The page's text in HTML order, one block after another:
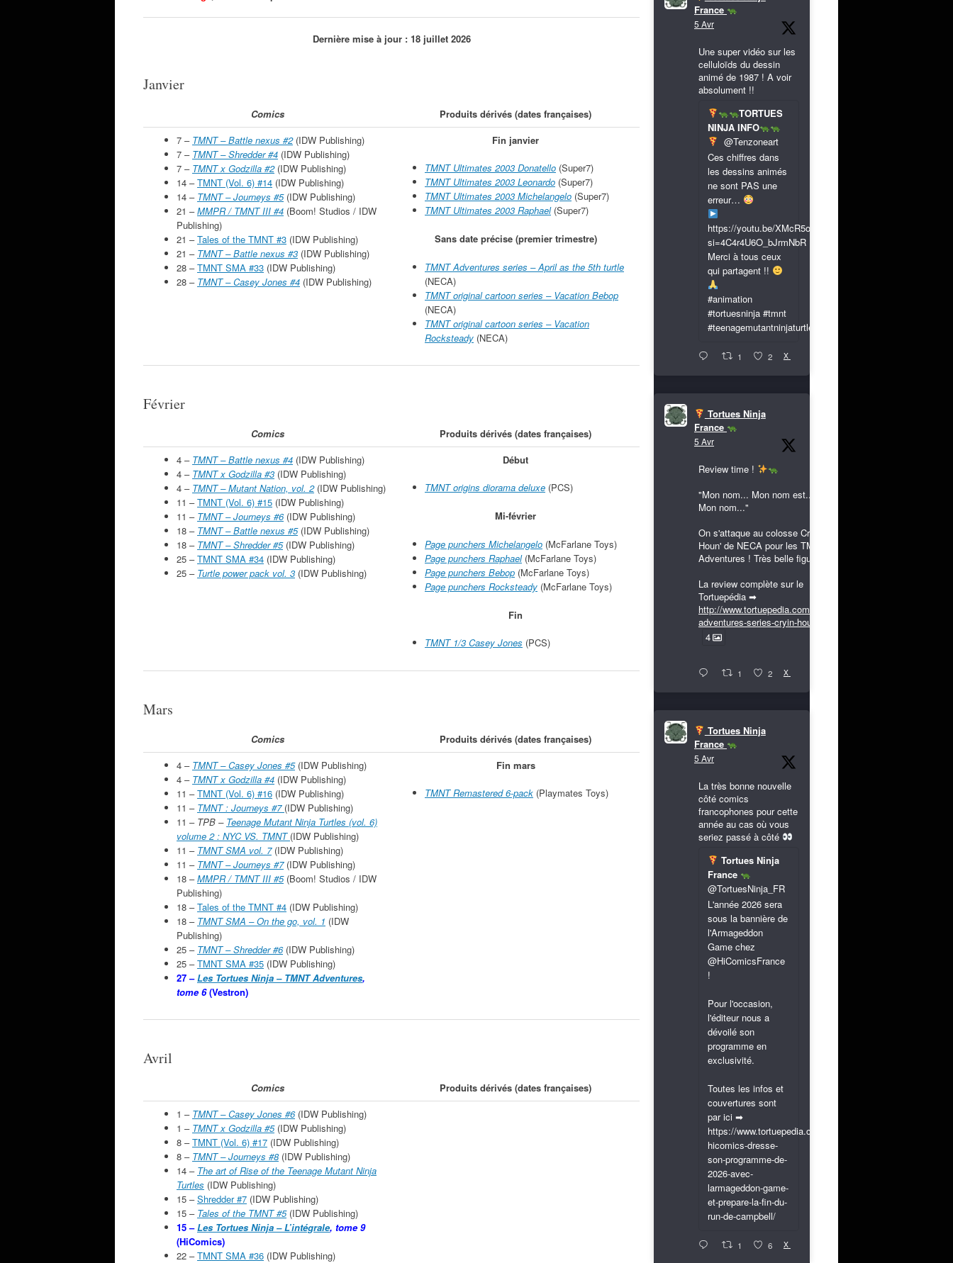
Dernière mise à jour : 18 juillet 2026
Janvier
Comics
Produits dérivés (dates françaises)
7 – TMNT – Battle nexus #2(IDW Publishing)
7 – TMNT – Shredder #4 (IDW Publishing)
7 – TMNT x Godzilla #2(IDW Publishing)
14 –TMNT (Vol. 6) #14 (IDW Publishing)
14 – TMNT – Journeys #5(IDW Publishing)
21 –MMPR / TMNT III #4 (Boom! Studios / IDW
Publishing)
21 –Tales of the TMNT #3 (IDW Publishing)
21 – TMNT – Battle nexus #3 (IDW Publishing)
28 –TMNT SMA #33 (IDW Publishing)
28 – TMNT – Casey Jones #4 (IDW Publishing)
Fin janvier
TMNT Ultimates 2003 Donatello (Super7)
TMNT Ultimates 2003 Leonardo (Super7)
TMNT Ultimates 2003 Michelangelo (Super7)
TMNT Ultimates 2003 Raphael(Super7)
Sans date précise (premier trimestre)
TMNT Adventures series – April as the 5th turtle
(NECA)
TMNT original cartoon series – Vacation Bebop
(NECA)
TMNT original cartoon series – Vacation
Rocksteady (NECA)
Février
Comics
Produits dérivés (dates françaises)
4 – TMNT – Battle nexus #4 (IDW Publishing)
4 – TMNT x Godzilla #3 (IDW Publishing)
4 – TMNT – Mutant Nation, vol. 2(IDW Publishing)
11 –TMNT (Vol. 6) #15 (IDW Publishing)
11 – TMNT – Journeys #6(IDW Publishing)
18 – TMNT – Battle nexus #5(IDW Publishing)
18 – TMNT – Shredder #5(IDW Publishing)
25 –TMNT SMA #34 (IDW Publishing)
25 – Turtle power pack vol. 3 (IDW Publishing)
Début
TMNT origins diorama deluxe (PCS)
Mi-février
Page punchers Michelangelo (McFarlane Toys)
Page punchers Raphael(McFarlane Toys)
Page punchers Bebop (McFarlane Toys)
Page punchers Rocksteady (McFarlane Toys)
Fin
TMNT 1/3 Casey Jones (PCS)
Mars
Comics
Produits dérivés (dates françaises)
4 – TMNT – Casey Jones #5 (IDW Publishing)
4 – TMNT x Godzilla #4 (IDW Publishing)
11 –TMNT (Vol. 6) #16 (IDW Publishing)
11 – TMNT : Journeys #7 (IDW Publishing)
11 – TPB – Teenage Mutant Ninja Turtles (vol. 6)
volume 2 : NYC VS. TMNT (IDW Publishing)
11 – TMNT SMA vol. 7(IDW Publishing)
11 – TMNT – Journeys #7(IDW Publishing)
18 –MMPR / TMNT III #5(Boom! Studios / IDW
Publishing)
18 –Tales of the TMNT #4 (IDW Publishing)
18 – TMNT SMA – On the go, vol. 1 (IDW
Publishing)
25 – TMNT – Shredder #6(IDW Publishing)
25 –TMNT SMA #35 (IDW Publishing)
27 – Les Tortues Ninja – TMNT Adventures,
tome 6(Vestron)
Fin mars
TMNT Remastered 6-pack (Playmates Toys)
Avril
Comics
Produits dérivés (dates françaises)
1 – TMNT – Casey Jones #6 (IDW Publishing)
1 – TMNT x Godzilla #5(IDW Publishing)
8 –TMNT (Vol. 6) #17 (IDW Publishing)
8 – TMNT – Journeys #8(IDW Publishing)
14 – The art of Rise of the Teenage Mutant Ninja
Turtles (IDW Publishing)
15 –Shredder #7 (IDW Publishing)
15 – Tales of the TMNT #5(IDW Publishing)
15 – Les Tortues Ninja – L’intégrale, tome 9
(HiComics)
22 –TMNT SMA #36 (IDW Publishing)
France
5 Avr
Une super vidéo sur les
celluloïds du dessin
animé de 1987 ! A voir
absolument !!
TORTUES
NINJA INFO
@Tenzoneart
Ces chiffres dans
les dessins animés
ne sont PAS une
erreur…
https://youtu.be/XMcR5or9N8A?
si=4C4r4U6O_bJrmNbR
Merci à tous ceux
qui partagent !!
#animation
#tortuesninja #tmnt
#teenagemutantninjaturtles
1 2 X
Tortues Ninja
France
5 Avr
Review time !
"Mon nom... Mon nom est...
Mon nom..."
On s'attaque au colosse Cryin'
Houn' de NECA pour les TMNT
Adventures ! Très belle figurine !
La review complète sur le
Tortuepédia ➡
http://www.tortuepedia.com/tmnt-
adventures-series-cryin-houn...
4
1 2 X
Tortues Ninja
France
5 Avr
La très bonne nouvelle
côté comics
francophones pour cette
année au cas où vous
seriez passé à côté
Tortues Ninja
France
@TortuesNinja_FR
L'année 2026 sera
sous la bannière de
l'Armageddon
Game chez
@HiComicsFrance
!
Pour l'occasion,
l'éditeur nous a
dévoilé son
programme en
exclusivité.
Toutes les infos et
couvertures sont
par ici ➡
https://www.tortuepedia.com/2026/03/31/exclusif-
hicomics-dresse-
son-programme-de-
2026-avec-
larmageddon-game-
et-prepare-la-fin-du-
run-de-campbell/
1 6 X